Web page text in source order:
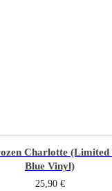
Charlotte (Limited
Blue Vinyl)
25,90 €